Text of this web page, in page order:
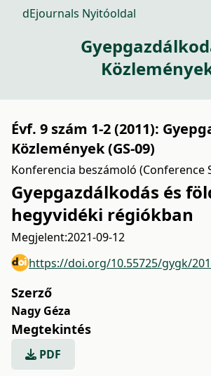
dEjournals Nyitóoldal
Évf. 9 szám 1-2 (2011):
Közlemények (GS-09)
Konferencia beszámoló (Conference
Gyepgazdálkodás és
hegyvidéki régiókban
Megjelent:2021-09-12
https://doi.org/10.55725/gygk/
Szerző
Nagy Géza
Megtekintés
PDF